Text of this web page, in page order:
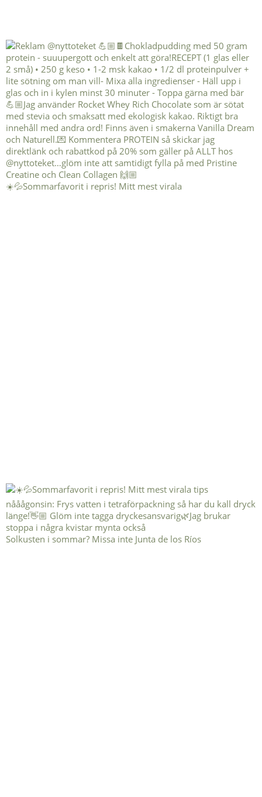
☀️💦Sommarfavorit i repris! Mitt mest virala
Solkusten i sommar? Missa inte Junta de los Ríos